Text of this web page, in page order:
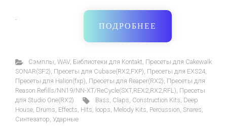
·
ПОДРОБНЕЕ
Cэмплы WAV, Библиотеки для Kontakt Пресеты для Cakewalk
SONAR(SF2) Пресеты для Cubase(RX2,FXP) Пресеты для EXS24
Пресеты для Halion(fxp) Пресеты для Reaper(RX2) Пресеты для
Reason Refills/NN19/NN-XT/ReCycle(SXT,REX2,RX2,RFL) Пресеты
для Studio One(RX2)
Bass Claps Construction Kits Deep
House Drums Effects Hits loops Melody Kits Percussion Snares
Синтезатор Ударные